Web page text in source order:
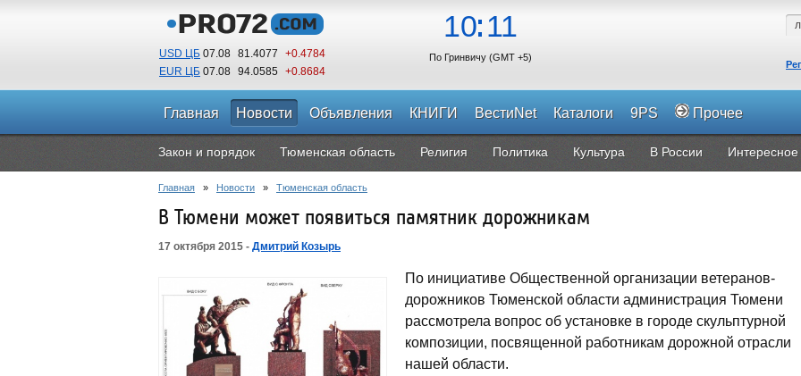
USD ЦБ 07.08 81.4077
+0.4784
EUR ЦБ 07.08 94.0585 +0.8684
10 11
По Гринвичу (GMT +5)
Главная Новости Объявления КНИГИ ВестиNet Каталоги 9PS Прочее
Закон и порядок Тюменская область Религия Политика Культура В России Интересное
Главная » Новости » Тюменская область
В Тюмени может появиться памятник дорожникам
17 октября 2015 - Дмитрий Козырь
По инициативе Общественной организации ветеранов-
дорожников Тюменской области администрация Тюмени
рассмотрела вопрос об установке в городе скульптурной
композиции, посвященной работникам дорожной отрасли
нашей области.